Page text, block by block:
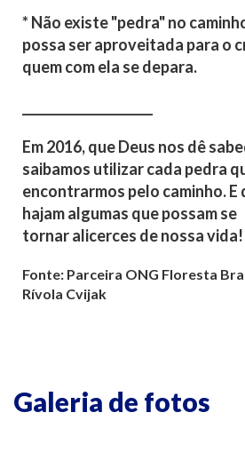
* Não existe "pedra" no
possa ser aproveitada para o
quem com ela se depara.
Em 2016, que Deus nos dê
saibamos utilizar cada pedra
encontrarmos pelo caminho. E
hajam algumas que possam se
tornar alicerces de nossa vida!
Fonte: Parceira ONG Floresta
Rívola Cvijak
Galeria de fotos